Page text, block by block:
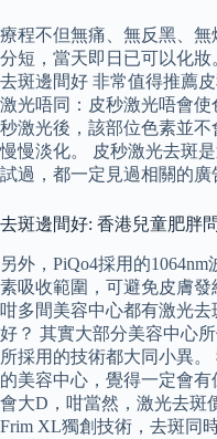
療程不但無痛、無反黑、
分短，當天即日已可以化
去斑邊間好 非常值得推薦
激光唔同：皮秒激光唔會
秒激光後，該部位色素並
慢慢淡化。 皮秒激光去斑
試過，都一定見過相關的廣
去斑邊間好: 香港兒童肥胖
另外，PiQo4採用的
素吸收範圍，可避免皮膚
咁多間美容中心都有激光
好？ 其實大部分美容中心
所採用的技術都大同小異
的美容中心，覺得一定會
會大D，咁當然，激光去斑
Frim XL獨創技術，去斑同